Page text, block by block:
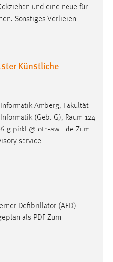
und eine neue für
Sonstiges Verlieren
Künstliche
Amberg, Fakultät
(Geb. G), Raum 124
g.pirkl @ oth-aw . de Zum
service
Defibrillator (AED)
als PDF Zum
uns zu verstehen, wie
nutzen.
_pk_ses
Werbung anzuzeigen.
über Websites